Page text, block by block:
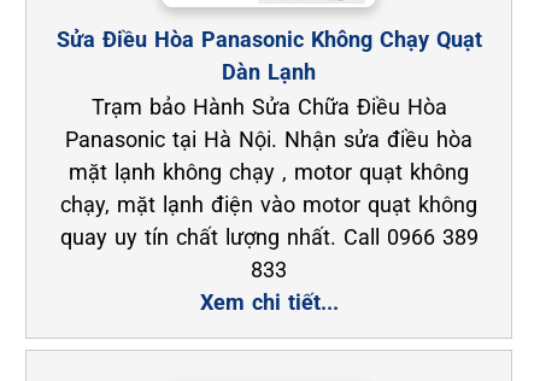
Sửa Điều Hòa Panasonic Không Chạy Quạt
Dàn Lạnh
Trạm bảo Hành Sửa Chữa Điều Hòa
Panasonic tại Hà Nội. Nhận sửa điều hòa
mặt lạnh không chạy , motor quạt không
chạy, mặt lạnh điện vào motor quạt không
quay uy tín chất lượng nhất. Call 0966 389
833
Xem chi tiết...